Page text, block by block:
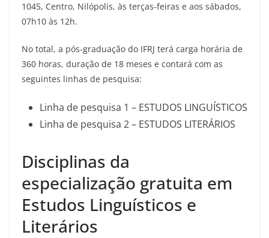
1045, Centro, Nilópolis, às terças-feiras e aos sábados,
07h10 às 12h.
No total, a pós-graduação do IFRJ terá carga horária de
360 horas, duração de 18 meses e contará com as
seguintes linhas de pesquisa:
Linha de pesquisa 1 – ESTUDOS LINGUÍSTICOS
Linha de pesquisa 2 – ESTUDOS LITERÁRIOS
Disciplinas da
especialização gratuita em
Estudos Linguísticos e
Literários